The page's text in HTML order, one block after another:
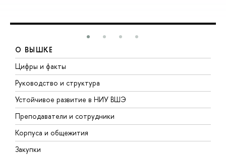
О ВЫШКЕ
Цифры и факты
Руководство и структура
Устойчивое развитие в НИУ ВШЭ
Преподаватели и сотрудники
Корпуса и общежития
Закупки